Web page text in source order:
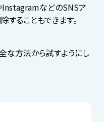
InstagramなどのSNSア
することもできます。
な方法から試すようにし